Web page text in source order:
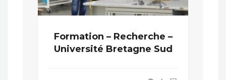
Formation – Recherche –
Université Bretagne Sud